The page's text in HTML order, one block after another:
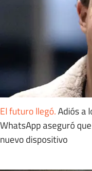
El futuro llegó.Adiós a
WhatsApp aseguró
nuevo dispositivo